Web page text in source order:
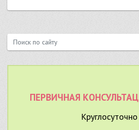
ПЕРВИЧНАЯ
Круглосуточно